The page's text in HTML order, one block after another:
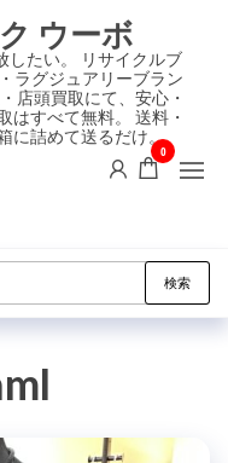
ウーボ
したい。 リサイクルブ
ラグジュアリーブラン
店頭買取にて、安心・
はすべて無料。 送料・
に詰めて送るだけ。
0
検索